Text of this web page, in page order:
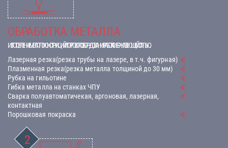
ОБРАБОТКА МЕТАЛЛА
ИЗГОТОВЛЕНИЕ МЕТАЛЛОКОНСТРУКЦИЙ И ТОРГОВОГО ОБОРУДОВАНИЯ. РАБОТА С НЕРЖАВЕЮЩЕЙ СТАЛЬЮ.
Лазерная резка(резка трубы на лазере, в т.ч. фигурная)
Плазменная резка(резка металла толщиной до 30 мм)
Рубка на гильотине
Гибка металла на станках ЧПУ
Сварка полуавтоматичекая, аргоновая, лазерная,
контактная
Порошковая покраска